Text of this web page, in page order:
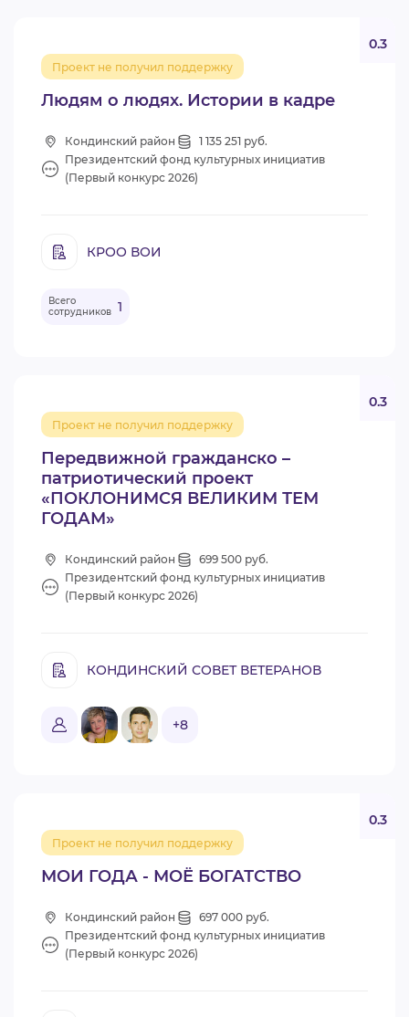
Людям о людях. Истории в кадре
Проект не получил поддержку
0.3
Кондинский район
1 135 251 руб.
Президентский фонд культурных инициатив
(Первый конкурс 2026)
КРОО ВОИ
Всего
сотрудников 1
Передвижной гражданско –
патриотический проект
«ПОКЛОНИМСЯ ВЕЛИКИМ ТЕМ
ГОДАМ»
Проект не получил поддержку
0.3
Кондинский район
699 500 руб.
Президентский фонд культурных инициатив
(Первый конкурс 2026)
КОНДИНСКИЙ СОВЕТ ВЕТЕРАНОВ
+8
МОИ ГОДА - МОЁ БОГАТСТВО
Проект не получил поддержку
0.3
Кондинский район
697 000 руб.
Президентский фонд культурных инициатив
(Первый конкурс 2026)